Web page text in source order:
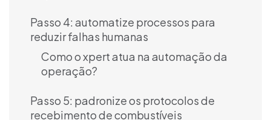
Passo 4: automatize processos para
reduzir falhas humanas
Como o xpert atua na automação da
operação?
Passo 5: padronize os protocolos de
recebimento de combustíveis